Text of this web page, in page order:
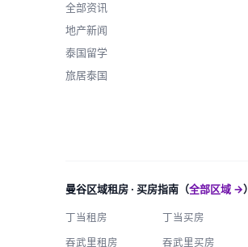
全部资讯
地产新闻
泰国留学
旅居泰国
曼谷区域租房 · 买房指南（全部区域 →）
丁当租房 丁当买房
吞武里租房 吞武里买房